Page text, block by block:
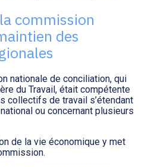
commission
des
nationale de conciliation, qui
du Travail, était compétente
collectifs de travail s’étendant
ou concernant plusieurs
de la vie économique y met